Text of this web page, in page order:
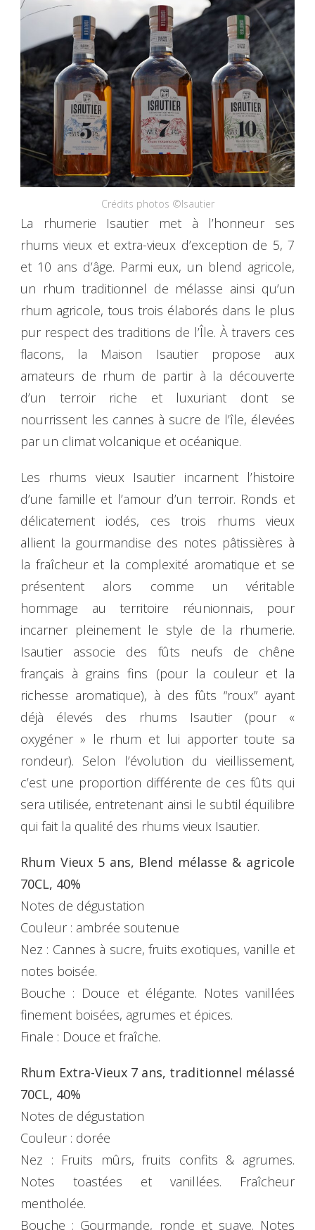
Crédits photos ©Isautier
La rhumerie Isautier met à l’honneur ses
rhums vieux et extra-vieux d’exception de 5, 7
et 10 ans d’âge. Parmi eux, un blend agricole,
un rhum traditionnel de mélasse ainsi qu’un
rhum agricole, tous trois élaborés dans le plus
pur respect des traditions de l’Île. À travers ces
flacons, la Maison Isautier propose aux
amateurs de rhum de partir à la découverte
d’un terroir riche et luxuriant dont se
nourrissent les cannes à sucre de l’île, élevées
par un climat volcanique et océanique.
Les rhums vieux Isautier incarnent l’histoire
d’une famille et l’amour d’un terroir. Ronds et
délicatement iodés, ces trois rhums vieux
allient la gourmandise des notes pâtissières à
la fraîcheur et la complexité aromatique et se
présentent alors comme un véritable
hommage au territoire réunionnais, pour
incarner pleinement le style de la rhumerie.
Isautier associe des fûts neufs de chêne
français à grains fins (pour la couleur et la
richesse aromatique), à des fûts “roux” ayant
déjà élevés des rhums Isautier (pour «
oxygéner » le rhum et lui apporter toute sa
rondeur). Selon l’évolution du vieillissement,
c’est une proportion différente de ces fûts qui
sera utilisée, entretenant ainsi le subtil équilibre
qui fait la qualité des rhums vieux Isautier.
Rhum Vieux 5 ans, Blend mélasse & agricole
70CL, 40%
Notes de dégustation
Couleur : ambrée soutenue
Nez : Cannes à sucre, fruits exotiques, vanille et
notes boisée.
Bouche : Douce et élégante. Notes vanillées
finement boisées, agrumes et épices.
Finale : Douce et fraîche.
Rhum Extra-Vieux 7 ans, traditionnel mélassé
70CL, 40%
Notes de dégustation
Couleur : dorée
Nez : Fruits mûrs, fruits confits & agrumes.
Notes toastées et vanillées. Fraîcheur
mentholée.
Bouche : Gourmande, ronde et suave. Notes